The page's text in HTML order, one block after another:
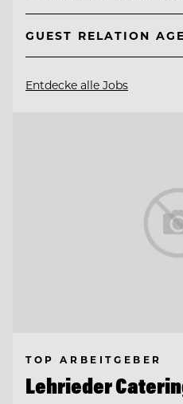
GUEST RELATION
Entdecke alle Jobs
TOP ARBEITGEBER
Lehrieder